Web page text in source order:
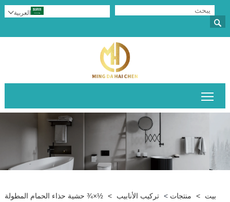

العربية
بيت > منتجات > تركيب الأنابيب > ½×¾‌ حشية حذاء الحمام المطولة